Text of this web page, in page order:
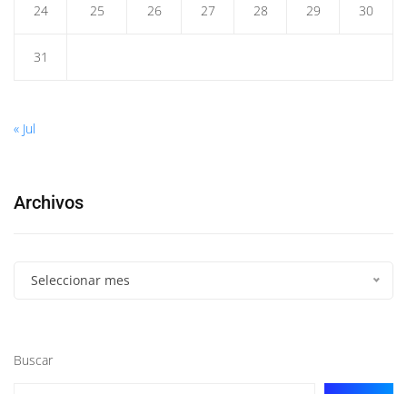
24 25 26 27 28 29 30
31
« Jul
Archivos
Seleccionar mes
Buscar